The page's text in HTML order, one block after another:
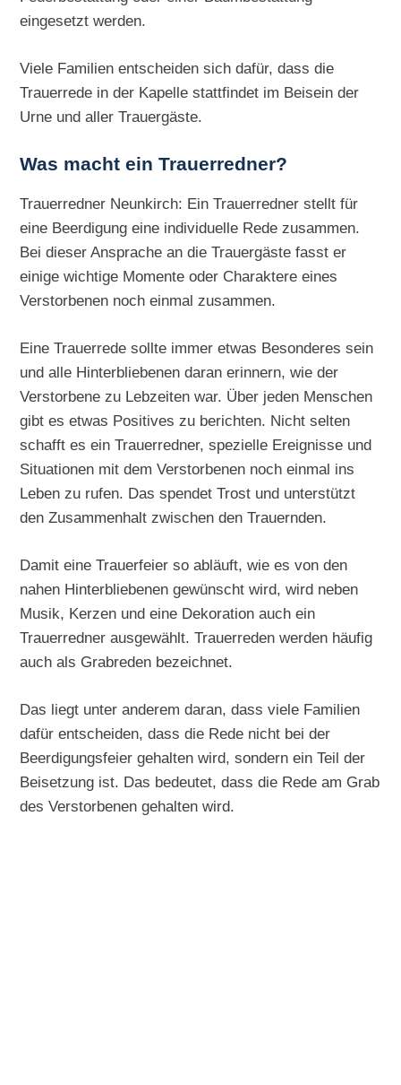
eingesetzt werden.
Viele Familien entscheiden sich dafür, dass die
Trauerrede in der Kapelle stattfindet im Beisein der
Urne und aller Trauergäste.
Was macht ein Trauerredner?
Trauerredner Neunkirch: Ein Trauerredner stellt für
eine Beerdigung eine individuelle Rede zusammen.
Bei dieser Ansprache an die Trauergäste fasst er
einige wichtige Momente oder Charaktere eines
Verstorbenen noch einmal zusammen.
Eine Trauerrede sollte immer etwas Besonderes sein
und alle Hinterbliebenen daran erinnern, wie der
Verstorbene zu Lebzeiten war. Über jeden Menschen
gibt es etwas Positives zu berichten. Nicht selten
schafft es ein Trauerredner, spezielle Ereignisse und
Situationen mit dem Verstorbenen noch einmal ins
Leben zu rufen. Das spendet Trost und unterstützt
den Zusammenhalt zwischen den Trauernden.
Damit eine Trauerfeier so abläuft, wie es von den
nahen Hinterbliebenen gewünscht wird, wird neben
Musik, Kerzen und eine Dekoration auch ein
Trauerredner ausgewählt. Trauerreden werden häufig
auch als Grabreden bezeichnet.
Das liegt unter anderem daran, dass viele Familien
dafür entscheiden, dass die Rede nicht bei der
Beerdigungsfeier gehalten wird, sondern ein Teil der
Beisetzung ist. Das bedeutet, dass die Rede am Grab
des Verstorbenen gehalten wird.